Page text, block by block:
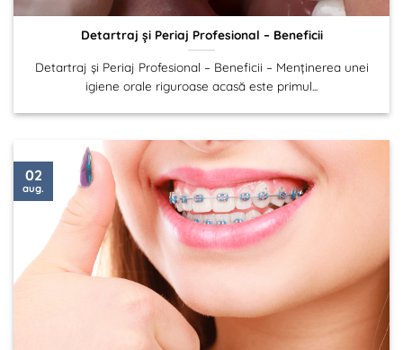
Detartraj și Periaj Profesional – Beneficii
Detartraj și Periaj Profesional – Beneficii – Menținerea unei
igiene orale riguroase acasă este primul...
02
aug.